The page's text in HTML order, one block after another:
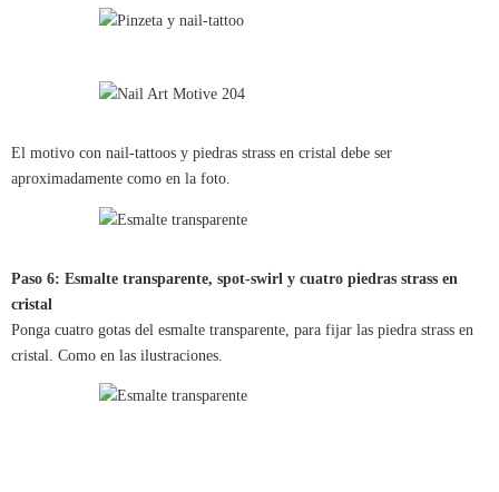
El motivo con nail-tattoos y piedras strass en cristal debe ser
aproximadamente como en la foto.
Paso 6: Esmalte transparente, spot-swirl y cuatro piedras strass en
cristal
Ponga cuatro gotas del esmalte transparente, para fijar las piedra strass en
cristal. Como en las ilustraciones.